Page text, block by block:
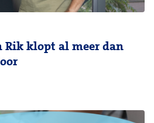
Rik klopt al meer dan